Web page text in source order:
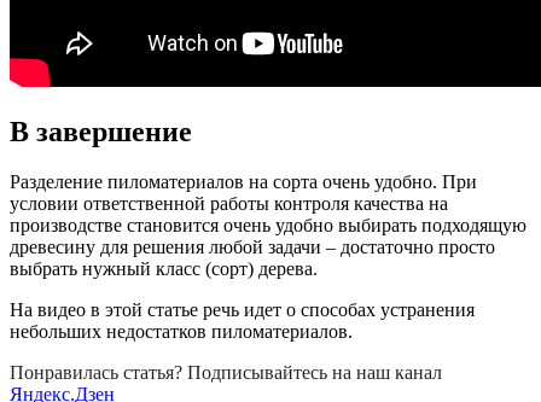
В завершение
Разделение пиломатериалов на сорта очень удобно. При
условии ответственной работы контроля качества на
производстве становится очень удобно выбирать подходящую
древесину для решения любой задачи – достаточно просто
выбрать нужный класс (сорт) дерева.
На видео в этой статье речь идет о способах устранения
небольших недостатков пиломатериалов.
Понравилась статья? Подписывайтесь на наш канал
Яндекс.Дзен